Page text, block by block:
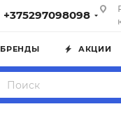
+375297098098
БРЕНДЫ АКЦИИ